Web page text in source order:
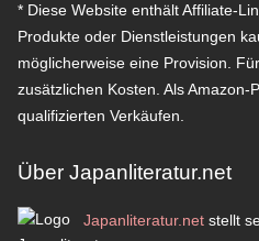
* Diese Website enthält Affiliate-
Produkte oder Dienstleistungen
möglicherweise eine Provision.
zusätzlichen Kosten. Als Amazon-
qualifizierten Verkäufen.
Über Japanliteratur.net
Japanliteratur.net stellt